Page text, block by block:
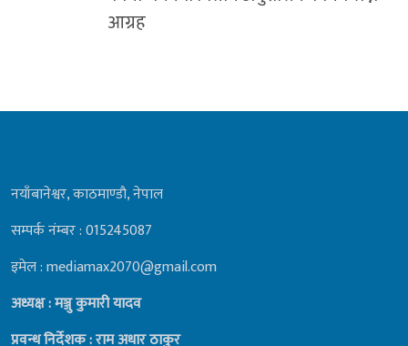
आग्रह
नयाँबानेश्वर, काठमाण्डाै, नेपाल
सम्पर्क नंम्बर : 015245087
इमेल : mediamax2070@gmail.com
अध्यक्ष : मञ्जु कुमारी यादव
प्रवन्ध निर्देशक : राम अधार ठाकुर